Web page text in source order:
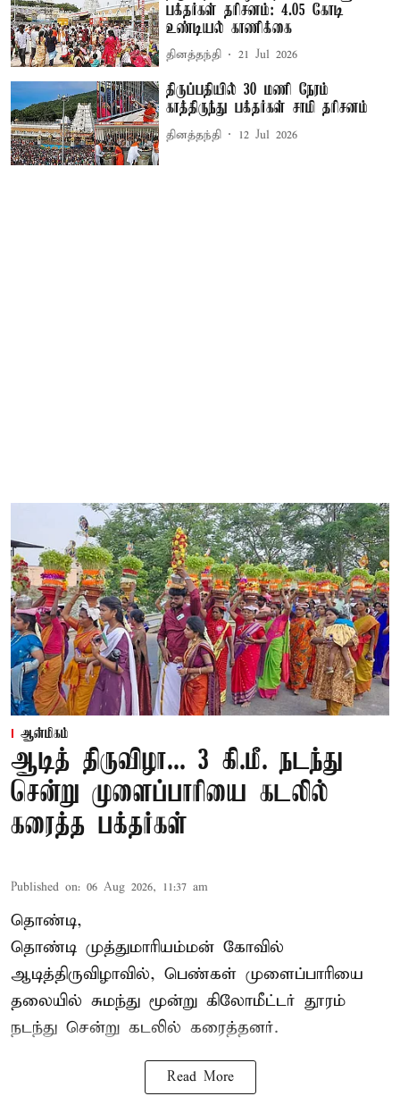
பக்தர்கள் தரிசனம்: 4.05 கோடி
உண்டியல் காணிக்கை
தினத்தந்தி 21 Jul 2026
திருப்பதியில் 30 மணி நேரம்
காத்திருந்து பக்தர்கள் சாமி தரிசனம்
தினத்தந்தி 12 Jul 2026
ஆன்மிகம்
ஆடித் திருவிழா... 3 கி.மீ. நடந்து
சென்று முளைப்பாரியை கடலில்
கரைத்த பக்தர்கள்
Published on: 06 Aug 2026, 11:37 am
தொண்டி,
தொண்டி முத்துமாரியம்மன் கோவில்
ஆடித்திருவிழாவில், பெண்கள் முளைப்பாரியை
தலையில் சுமந்து மூன்று கிலோமீட்டர் தூரம்
நடந்து சென்று கடலில் கரைத்தனர்.
Read More